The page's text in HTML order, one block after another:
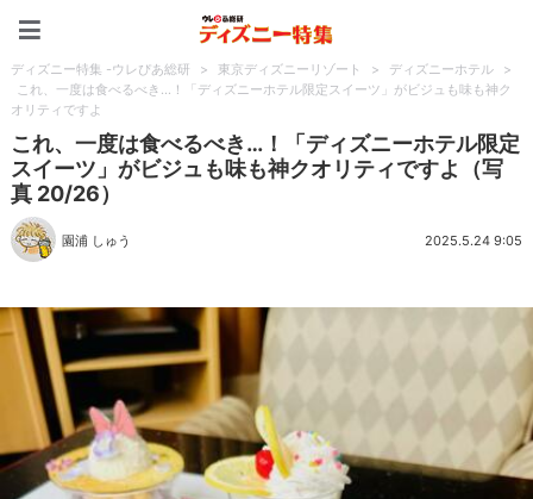
ディズニー特集 -ウレぴあ総研 > 東京ディズニーリゾート > ディズニーホテル
>
これ、一度は食べるべき…！「ディズニーホテル限定スイーツ」がビジュも味も神ク
オリティですよ
これ、一度は食べるべき…！「ディズニーホテル限定
スイーツ」がビジュも味も神クオリティですよ（写
真 20/26）
園浦 しゅう 2025.5.24 9:05